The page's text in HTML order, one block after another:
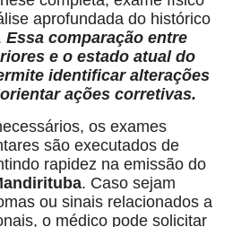
aprofundada do histórico
Essa comparação entre
e o estado atual do
identificar alterações
ações corretivas.
os exames
são executados de
rapidez na emissão do
. Caso sejam
ou sinais relacionados a
o médico pode solicitar